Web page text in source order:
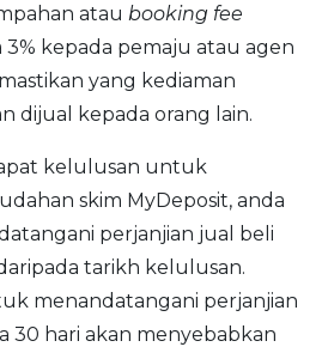
atau booking fee
3% kepada pemaju atau agen
yang kediaman
dijual kepada orang lain.
kelulusan untuk
skim MyDeposit, anda
perjanjian jual beli
tarikh kelulusan.
menandatangani perjanjian
30 hari akan menyebabkan